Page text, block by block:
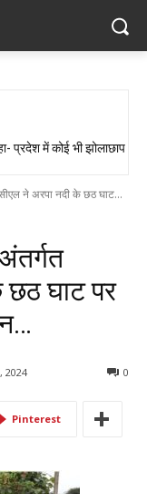
दौड़ाकर पहुंचा अस्पताल
प्रदेश में कोई भी झोलाछाप
ने अरपा नदी के छठ घाट...
छठ घाट पर
2024 0
Pinterest